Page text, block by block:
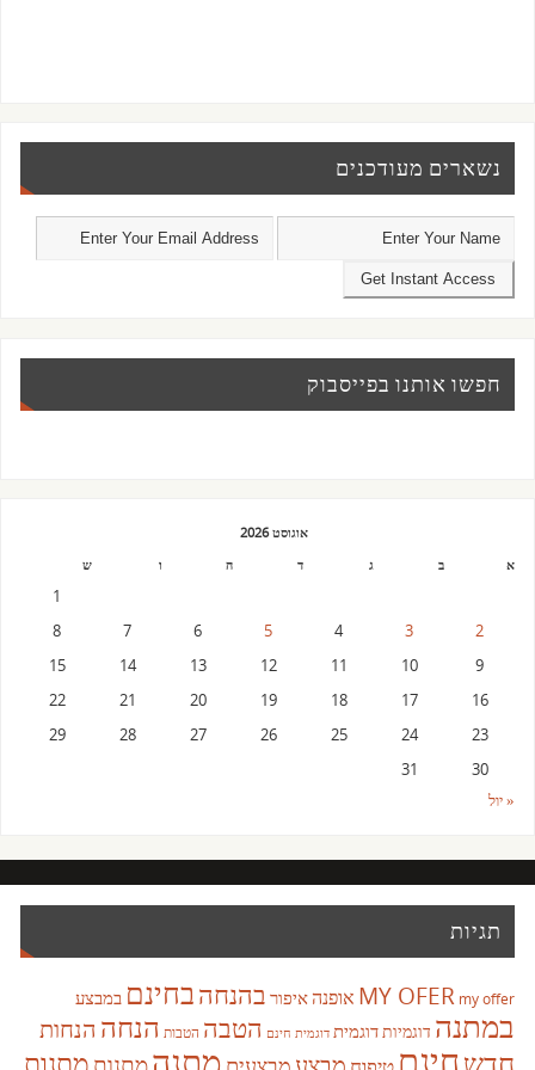
נשארים מעודכנים
חפשו אותנו בפייסבוק
אוגוסט 2026
א
ב ג ד ה ו ש
1
2
3
4
5
6
7
8
9
10
11
12
13
14
15
16
17
18
19
20
21
22
23
24
25
26
27
28
29
30
31
« יול
תגיות
MY OFER my offer אופנהאיפור בהנחהבחינם במבצע
במתנה דוגמיותדוגמית דוגמית חינם הטבה הטבות הנחה הנחות
חינם מתנה